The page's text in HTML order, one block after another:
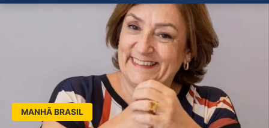
MANHÃ BRASIL